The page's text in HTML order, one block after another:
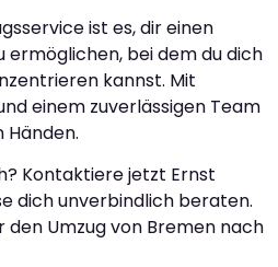
ist es, dir einen
ermöglichen, bei dem du dich
kannst. Mit
einem zuverlässigen Team
Händen.
Kontaktiere jetzt Ernst
dich unverbindlich beraten.
den Umzug von Bremen nach